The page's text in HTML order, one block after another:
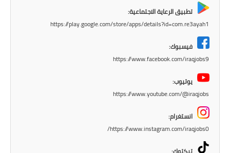
المرحلة الاعدادية
تطبيق الرعاية الاجتماعية:
https://play.google.com/store/apps/details?id=com.re3ayah1
فيسبوك:
https://www.facebook.com/iraqjobs9
يوتيوب:
https://www.youtube.com/@iraqjobs
انستغرام:
https://www.instagram.com/iraqjobs0/